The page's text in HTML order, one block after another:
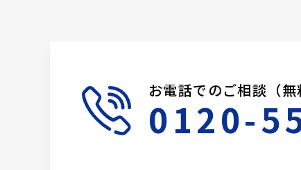
お電話でのご相談（無
0120-